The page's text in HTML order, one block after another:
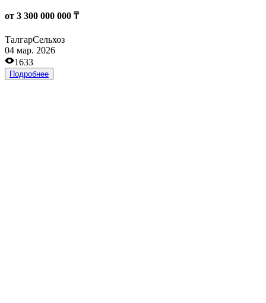
300 000 000 ₸
ТалгарРестораны и бары
08 дек. 2025
2144
Подробнее